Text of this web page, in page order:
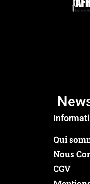
Qui
Nous
CGV